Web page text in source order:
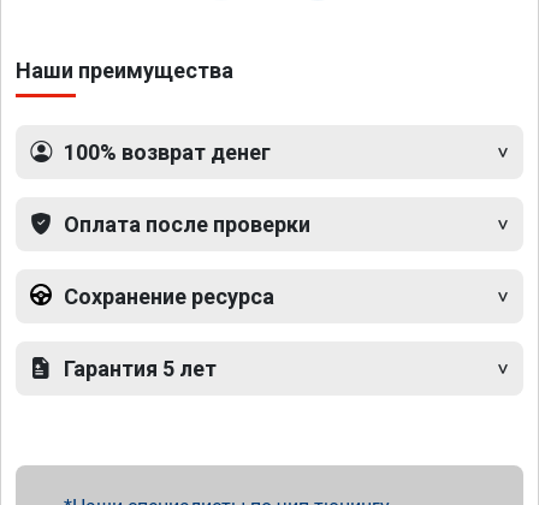
Наши преимущества
100% возврат денег
Оплата после проверки
Сохранение ресурса
Гарантия 5 лет